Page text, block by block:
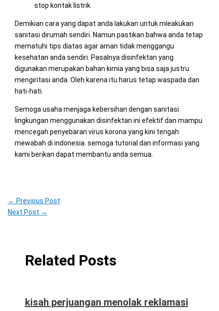
stop kontak listrik
Demikian cara yang dapat anda lakukan untuk mleakukan
sanitasi dirumah sendiri. Namun pastikan bahwa anda tetap
mematuhi tips diatas agar aman tidak menggangu
kesehatan anda sendiri. Pasalnya disinfektan yang
digunakan merupakan bahan kimia yang bisa saja justru
mengiritasi anda. Oleh karena itu harus tetap waspada dan
hati-hati.
Semoga usaha menjaga kebersihan dengan sanitasi
lingkungan menggunakan disinfektan ini efektif dan mampu
mencegah penyebaran virus korona yang kini tengah
mewabah di indonesia. semoga tutorial dan informasi yang
kami berikan dapat membantu anda semua.
← Previous Post
Next Post →
Related Posts
kisah perjuangan menolak reklamasi